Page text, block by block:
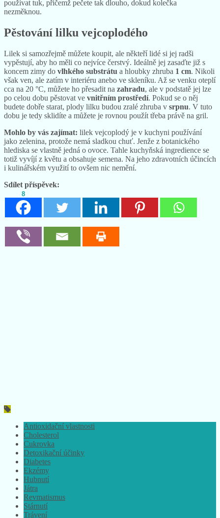
používat tuk, přičemž pečete tak dlouho, dokud kolečka
nezměknou.
Pěstování lilku vejcoplodého
Lilek si samozřejmě můžete koupit, ale někteří lidé si jej radši
vypěstují, aby ho měli co nejvíce čerstvý. Ideálně jej zasaďte již s
koncem zimy do vlhkého substrátu a hloubky zhruba 1 cm. Nikoli
však ven, ale zatím v interiéru anebo ve skleníku. Až se venku oteplí
cca na 20 °C, můžete ho přesadit na zahradu, ale v podstatě jej lze
po celou dobu pěstovat ve vnitřním prostředí. Pokud se o něj
budete dobře starat, plody lilku budou zralé zhruba v srpnu. V tuto
dobu je tedy sklidíte a můžete je rovnou použít třeba právě na gril.
Mohlo by vás zajímat: lilek vejcoplodý je v kuchyni používání
jako zelenina, protože nemá sladkou chuť. Jenže z botanického
hlediska se vlastně jedná o ovoce. Tahle kuchyňská ingredience se
totiž vyvíjí z květu a obsahuje semena. Na jeho zdravotních účincích
i kulinářském využití to ovšem nic nemění.
Sdílet příspěvek:
8
Antioxidační vlastnosti
Cholesterol
Cukrovka
Detoxikační účinky
Diabetes
Ekzémy
Hubnutí
Játra
Revmatismus
Stárnutí
Trávení